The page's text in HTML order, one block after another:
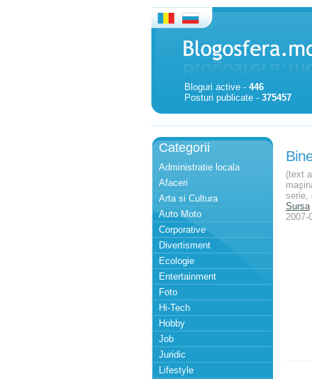
Bloguri active - 446
Posturi publicate - 375457
Categorii
Administratie locala
Afaceri
Arta si Cultura
Auto Moto
Corporative
Divertisment
Ecologie
Entertainment
Foto
Hi-Tech
Hobby
Job
Juridic
Lifestyle
(text
serie,
Sursa
2007-